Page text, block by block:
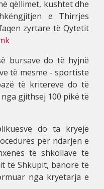
qëllimet, kushtet dhe
e Thirrjes
zyrtare të Qytetit
bursave do të hyjnë
të mesme - sportiste
të kritereve do të
gjithsej 100 pikë të
do ta kryejë
për ndarjen e
të shkollave të
të Shkupit, banorë të
nga kryetarja e